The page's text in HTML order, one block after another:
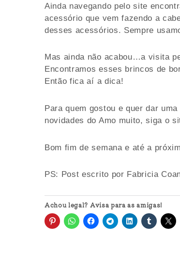
Ainda navegando pelo site
acessório que vem fazendo a
desses acessórios. Sempre
Mas ainda não acabou…a visita
Encontramos esses brincos de
Então fica aí a dica!
Para quem gostou e quer dar
novidades do Amo muito, siga o
Bom fim de semana e até a
PS: Post escrito por Fabricia
Achou legal? Avisa para as amigas!